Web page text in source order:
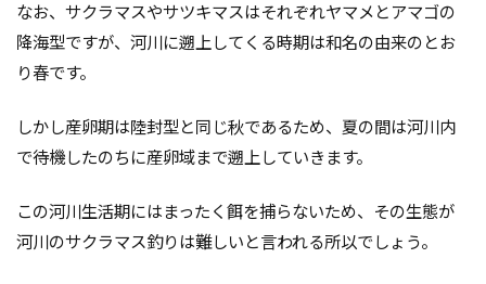
なお、サクラマスやサツキマスはそれぞれヤマメとアマゴの
降海型ですが、河川に遡上してくる時期は和名の由来のとお
り春です。
しかし産卵期は陸封型と同じ秋であるため、夏の間は河川内
で待機したのちに産卵域まで遡上していきます。
この河川生活期にはまったく餌を捕らないため、その生態が
河川のサクラマス釣りは難しいと言われる所以でしょう。